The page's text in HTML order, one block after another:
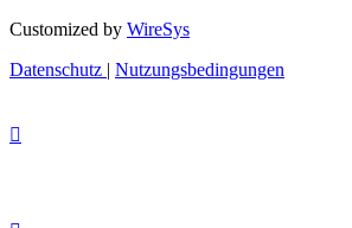
Customized by WireSys
Datenschutz | Nutzungsbedingungen